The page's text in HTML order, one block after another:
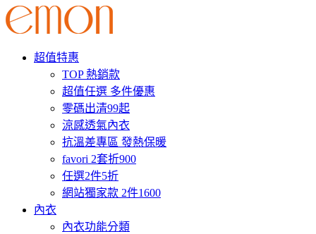
超值特惠
TOP 熱銷款
超值任選 多件優惠
零碼出清99起
涼感透氣內衣
抗溫差專區 發熱保暖
favori 2套折900
任選2件5折
網站獨家款 2件1600
內衣
內衣功能分類